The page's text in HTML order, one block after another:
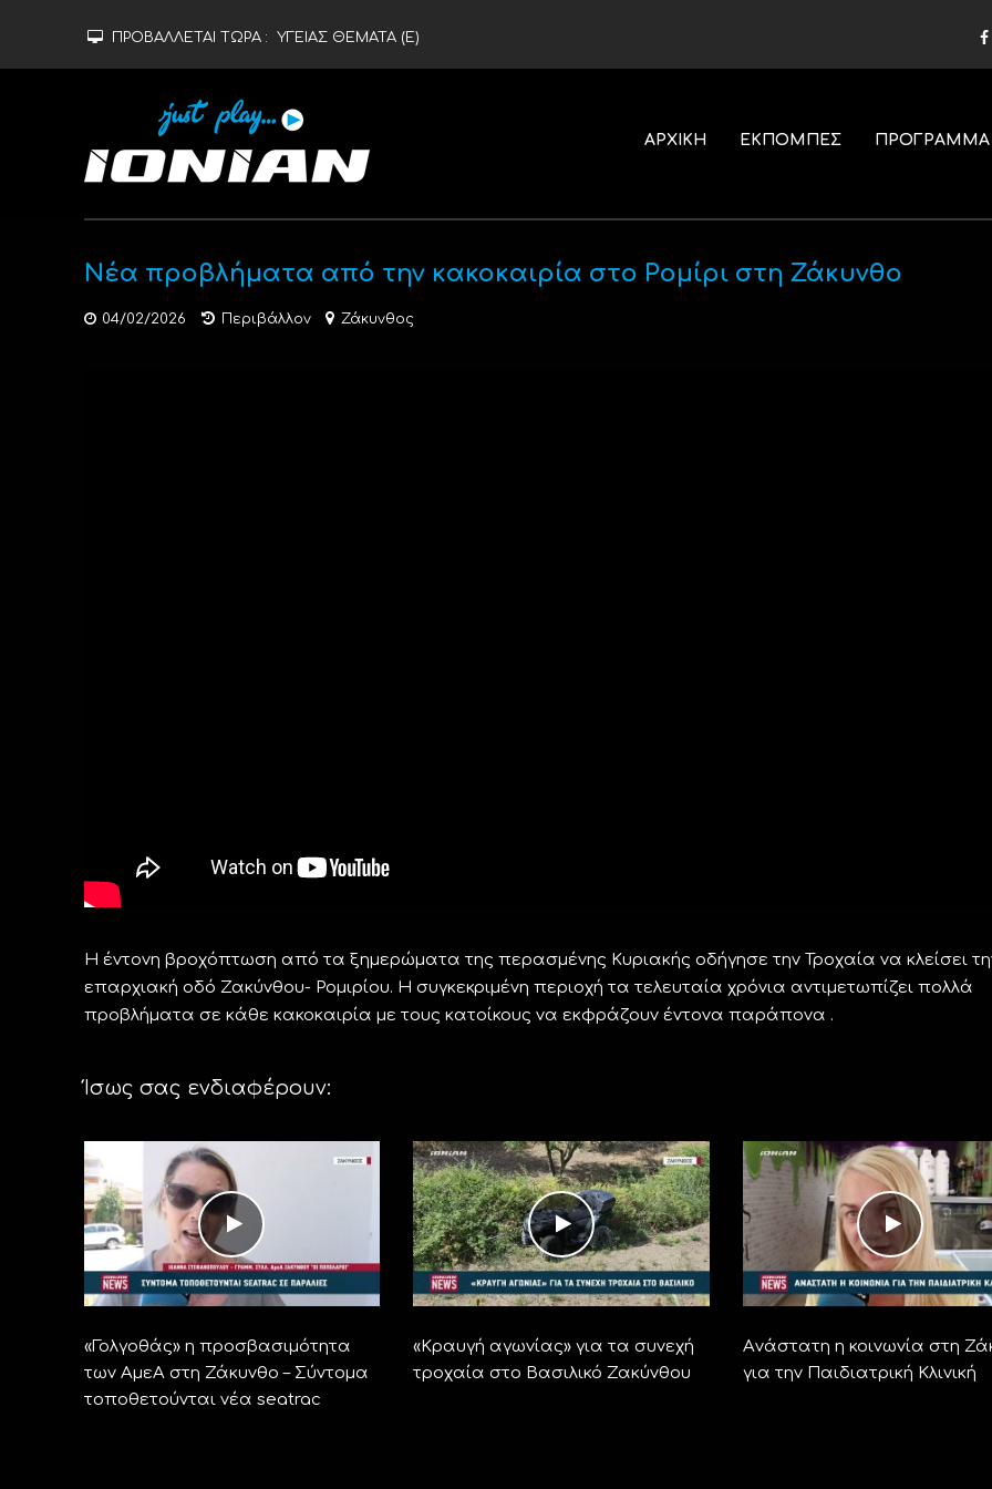
ΠΡΟΒΑΛΛΕΤΑΙ ΤΩΡΑ : ΥΓΕΙΑΣ ΘΕΜΑΤΑ (Ε)
ΑΡΧΙΚΗ ΕΚΠΟΜΠΕΣ ΠΡΟΓΡΑΜΜΑ
Nέα προβλήματα από την κακοκαιρία στο Ρομίρι στη Ζάκυνθο
04/02/2026 Περιβάλλον Ζάκυνθος
Η έντονη βροχόπτωση από τα ξημερώματα της περασμένης Κυριακής οδήγησε την Τροχαία να κλείσει
επαρχιακή οδό Ζακύνθου- Ρομιρίου. Η συγκεκριμένη περιοχή τα τελευταία χρόνια αντιμετωπίζει πολλά
προβλήματα σε κάθε κακοκαιρία με τους κατοίκους να εκφράζουν έντονα παράπονα .
Ίσως σας ενδιαφέρουν:
«Γολγοθάς» η προσβασιμότητα
των ΑμεΑ στη Ζάκυνθο – Σύντομα
τοποθετούνται νέα seatrac
«Kραυγή αγωνίας» για τα συνεχή
τροχαία στο Βασιλικό Ζακύνθου
Aνάστατη η κοινωνία στη
για την Παιδιατρική Κλινική